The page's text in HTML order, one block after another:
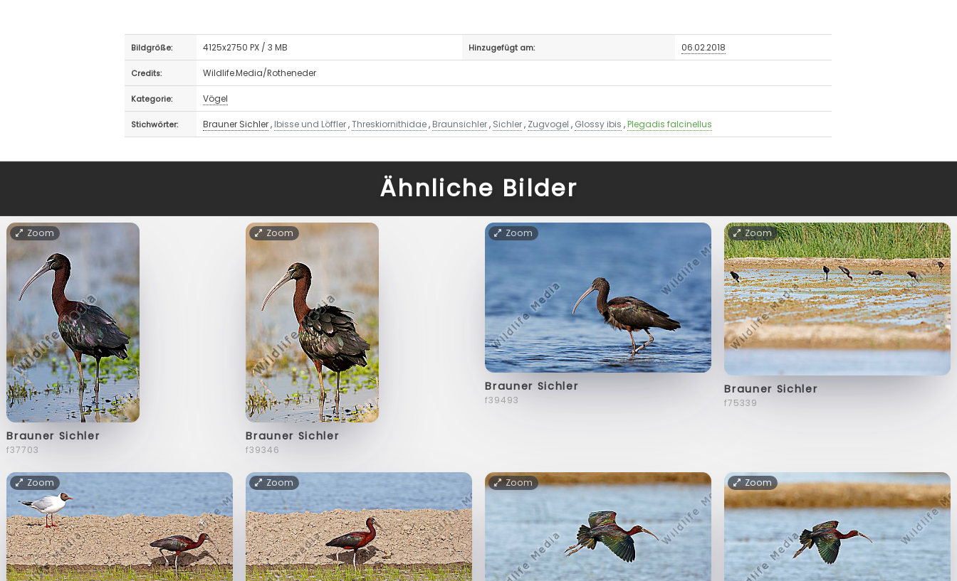
Bildgröße: 4125x2750 PX / 3 MB Hinzugefügt am: 06.02.2018
Credits: Wildlife.Media/Rotheneder
Kategorie: Vögel
Stichwörter: Brauner Sichler, Ibisse und Löffler,Threskiornithidae, Braunsichler, Sichler, Zugvogel , Glossy ibis ,Plegadis falcinellus
Ähnliche Bilder
Zoom
Brauner Sichler
f37703
Zoom
Brauner Sichler
f39346
Zoom
Brauner Sichler
f39493
Zoom
Brauner Sichler
f75339
Zoom Zoom Zoom Zoom